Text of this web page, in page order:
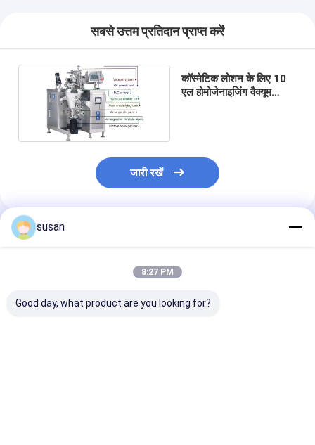
सबसे उत्तम प्रतिदान प्राप्त करें
कॉस्मेटिक लोशन के लिए 10
एल होमोजेनाइजिंग वैक्यूम
जारी रखें
अनुशंसित उत्पाद
susan
8:27 PM
Good day, what product are you looking for?